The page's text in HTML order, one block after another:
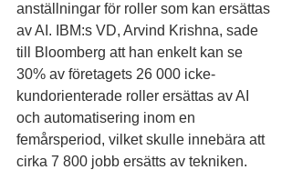
anställningar för roller som kan ersättas
av AI. IBM:s VD, Arvind Krishna, sade
till Bloomberg att han enkelt kan se
30% av företagets 26 000 icke-
kundorienterade roller ersättas av AI
och automatisering inom en
femårsperiod, vilket skulle innebära att
cirka 7 800 jobb ersätts av tekniken.